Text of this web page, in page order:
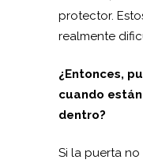
protector.
realmente
¿Entonces,
cuando
dentro?
Si la puerta